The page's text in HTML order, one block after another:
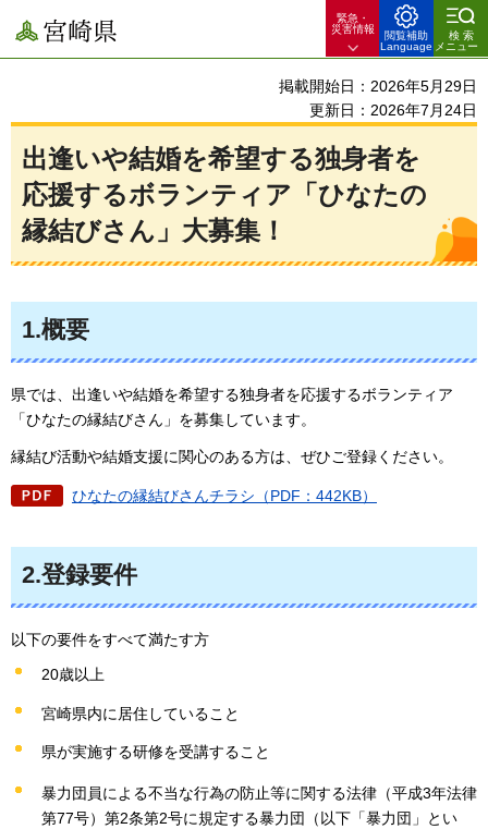
宮崎県
緊急・
災害情報
閲覧補助
Language
検索
メニュー
掲載開始日：2026年5月29日
更新日：2026年7月24日
出逢いや結婚を希望する独身者を
応援するボランティア「ひなたの
縁結びさん」大募集！
1.概要
県では、出逢いや結婚を希望する独身者を応援するボランティア
「ひなたの縁結びさん」を募集しています。
縁結び活動や結婚支援に関心のある方は、ぜひご登録ください。
ひなたの縁結びさんチラシ（PDF：442KB）
2.登録要件
以下の要件をすべて満たす方
20歳以上
宮崎県内に居住していること
県が実施する研修を受講すること
暴力団員による不当な行為の防止等に関する法律（平成3年法律
第77号）第2条第2号に規定する暴力団（以下「暴力団」とい